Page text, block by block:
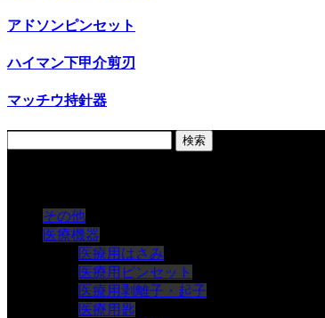
アドソンピンセット
ハイマン下甲介剪刃
マッチウ持針器
その他
医療機器
医療用はさみ
医療用ピンセット
医療用剥離子・起子
医療用匙